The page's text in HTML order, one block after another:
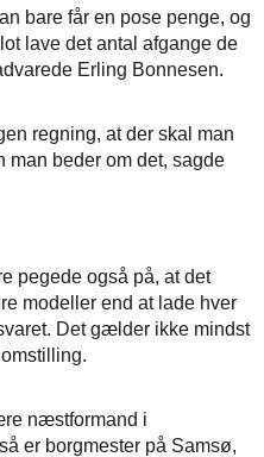
bare får en pose penge, og
lave det antal afgange de
Erling Bonnesen.
regning, at der skal man
beder om det, sagde
pegede også på, at det
modeller end at lade hver
Det gælder ikke mindst
næstformand i
er borgmester på Samsø,